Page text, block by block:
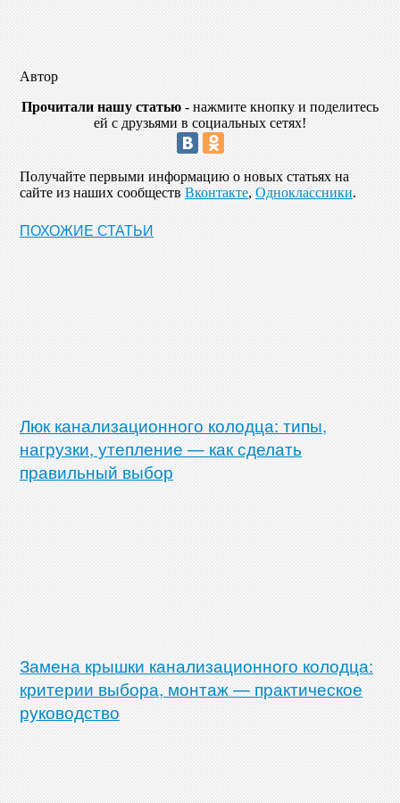
Автор
Прочитали нашу статью - нажмите кнопку и поделитесь
ей с друзьями в социальных сетях!
Получайте первыми информацию о новых статьях на
сайте из наших сообществ Вконтакте, Одноклассники.
ПОХОЖИЕ СТАТЬИ
Люк канализационного колодца: типы,
нагрузки, утепление — как сделать
правильный выбор
Замена крышки канализационного колодца:
критерии выбора, монтаж — практическое
руководство